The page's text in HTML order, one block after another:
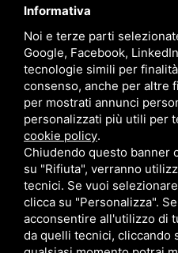
Offerte TIM Business
Offerte TIM Business Fisso
Offerte TIM Business MOBILE
TIM Business Centralino Cloud
Offerte TIM Unica Business
Servizio Denat TIM Business
TIM BUSINESS 5G
TIM Business Servizi IT
Offerte TIM Business Voucher
Offerta TIM Energia
Informativa
Noi e terze parti
Google, Facebook,
tecnologie simili per
consenso, anche per altre
per mostrati annunci
personalizzati più utili per
cookie policy.
Chiudendo questo banner
su "Rifiuta", verranno
tecnici. Se vuoi
clicca su "Personalizza".
acconsentire all'utilizzo di
da quelli tecnici, cliccando